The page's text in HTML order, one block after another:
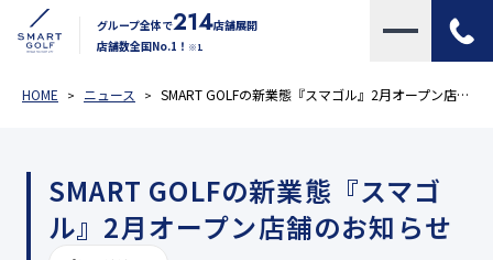
グループ全体で214店舗展開
店舗数全国No.1！ ※1
HOME ニュース SMART GOLFの新業態『スマゴル』2月オープン店舗のお知らせ
SMART GOLFの新業態『スマゴ
ル』2月オープン店舗のお知らせ